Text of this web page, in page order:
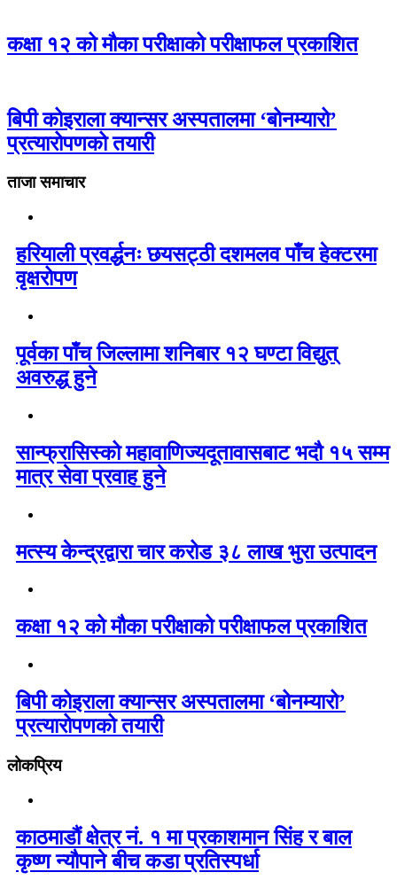
कक्षा १२ को मौका परीक्षाको परीक्षाफल प्रकाशित
बिपी कोइराला क्यान्सर अस्पतालमा ‘बोनम्यारो’
प्रत्यारोपणको तयारी
ताजा समाचार
हरियाली प्रवर्द्धनः छयसट्ठी दशमलव पाँच हेक्टरमा
वृक्षरोपण
पूर्वका पाँच जिल्लामा शनिबार १२ घण्टा विद्युत्
अवरुद्ध हुने
सान्फ्रासिस्को महावाणिज्यदूतावासबाट भदौ १५ सम्म
मात्र सेवा प्रवाह हुने
मत्स्य केन्द्रद्वारा चार करोड ३८ लाख भुरा उत्पादन
कक्षा १२ को मौका परीक्षाको परीक्षाफल प्रकाशित
बिपी कोइराला क्यान्सर अस्पतालमा ‘बोनम्यारो’
प्रत्यारोपणको तयारी
लोकप्रिय
काठमाडौं क्षेत्र नं. १ मा प्रकाशमान सिंह र बाल
कृष्ण न्यौपाने बीच कडा प्रतिस्पर्धा